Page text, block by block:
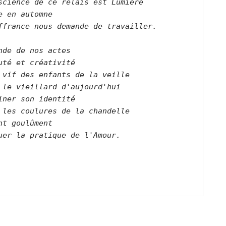
de ce relais est Lumière
en automne
nous demande de travailler.
de nos actes
et créativité
vif des enfants de la veille
le vieillard d'aujourd'hui
son identité
les coulures de la chandelle
goulûment
la pratique de l'Amour.